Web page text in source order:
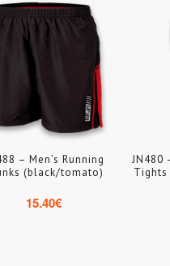
– Men’s Running
(black/tomato)
15.40€
JN480